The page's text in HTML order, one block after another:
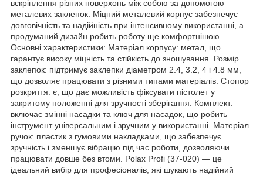
вскріплення різних поверхонь між собою за допомогою
металевих заклепок. Міцний металевий корпус забезпечує
довговічність та надійність при інтенсивному використанні, а
продуманий дизайн робить роботу ще комфортнішою.
Основні характеристики: Матеріал корпусу: метал, що
гарантує високу міцність та стійкість до зношування. Розмір
заклепок: підтримує заклепки діаметром 2.4, 3.2, 4 і 4.8 мм,
що дозволяє працювати з різними типами матеріалів. Стопор
розкриття: є, що дає можливість фіксувати пістолет у
закритому положенні для зручності зберігання. Комплект:
включає змінні насадки та ключ для насадок, що робить
інструмент універсальним і зручним у використанні. Матеріал
ручок: пластик з гумовими накладками, що забезпечує
зручність і зменшує вібрацію під час роботи, дозволяючи
працювати довше без втоми. Polax Profi (37-020) — це
ідеальний вибір для професіоналів, які шукають надійний